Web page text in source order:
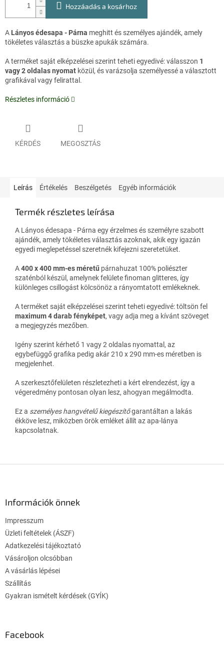
Hozzáadás a kosárhoz
A Lányos édesapa - Párna meghitt és személyes ajándék, amely
tökéletes választás a büszke apukák számára.
A terméket saját elképzelései szerint teheti egyedivé: válasszon 1
vagy 2 oldalas nyomat közül, és varázsolja személyessé a választott
grafikával vagy felirattal.
Részletes információ
KÉRDÉS MEGOSZTÁS
Leírás Értékelés Beszélgetés Egyéb információk
Termék részletes leírása
A Lányos édesapa - Párna egy érzelmes és személyre szabott
ajándék, amely tökéletes választás azoknak, akik egy igazán
egyedi meglepetéssel szeretnék kifejezni szeretetüket.
A400 x 400 mm-es méretű párnahuzat 100% poliészter
szaténból készül, amelynek felülete finoman glitteres, így
különleges csillogást kölcsönöz a rányomtatott emlékeknek.
A terméket saját elképzelései szerint teheti egyedivé: töltsön fel
maximum 4 darab fényképet, vagy adja meg a kívánt szöveget
a megjegyzés mezőben.
Igény szerint kérhető 1 vagy 2 oldalas nyomattal, az
egybefüggő grafika pedig akár 210 x 290 mm-es méretben is
megjelenhet.
A szerkesztőfelületen részletezheti a kért elrendezést, így a
végeredmény pontosan olyan lesz, ahogyan megálmodta.
Ez a személyes hangvételű kiegészítőgarantáltan a lakás
ékköve lesz, miközben örök emléket állít az apa-lánya
kapcsolatnak.
Információk önnek
Impresszum
Üzleti feltételek (ÁSZF)
Adatkezelési tájékoztató
Vásároljon olcsóbban
A vásárlás lépései
Szállítás
Gyakran ismételt kérdések (GYÍK)
Facebook